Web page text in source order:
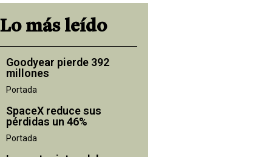
Lo más leído
Goodyear pierde 392
millones
Portada
SpaceX reduce sus
pérdidas un 46%
Portada